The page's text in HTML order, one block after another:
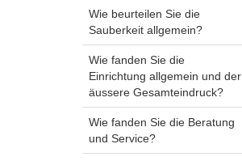
Wie beurteilen Sie die
Sauberkeit allgemein?
Wie fanden Sie die
Einrichtung allgemein und der
äussere Gesamteindruck?
Wie fanden Sie die Beratung
und Service?